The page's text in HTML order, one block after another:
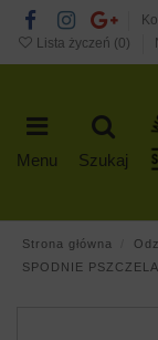
Lista życzeń (0)
Menu Szukaj
Strona główna
SPODNIE